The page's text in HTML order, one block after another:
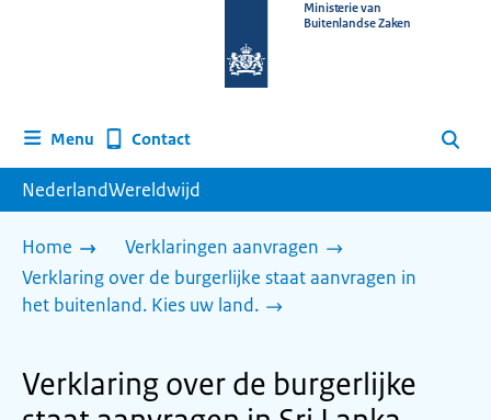
homepage
Ministerie van
Buitenlandse Zaken
Menu Contact Zoeken
NederlandWereldwijd
Home
Verklaringen aanvragen
Verklaring over de burgerlijke staat aanvragen in
het buitenland. Kies uw land.
Verklaring over de burgerlijke